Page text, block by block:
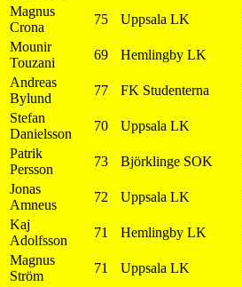
Magnus
Crona
75 Uppsala LK
Mounir
Touzani
69 Hemlingby LK
Andreas
Bylund
77 FK Studenterna
Stefan
Danielsson
70 Uppsala LK
Patrik
Persson
73 Björklinge SOK
Jonas
Amneus
72 Uppsala LK
Kaj
Adolfsson
71 Hemlingby LK
Magnus
Ström
71 Uppsala LK